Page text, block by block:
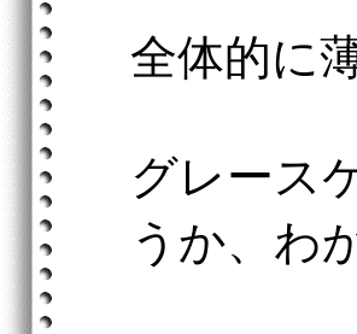
全体的に
グレース
うか、わ